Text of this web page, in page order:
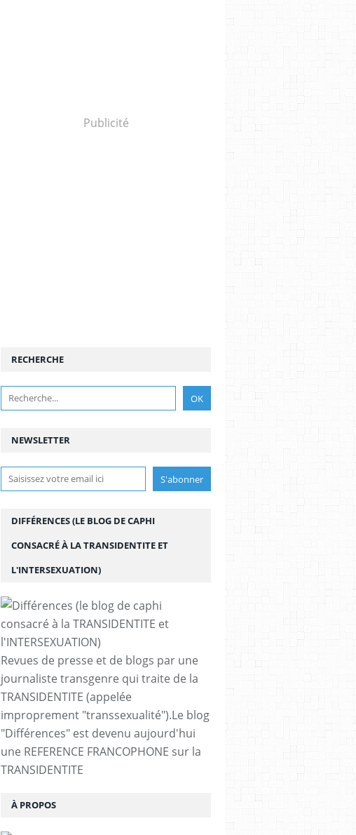
Publicité
NEWSLETTER
RECHERCHE
DIFFÉRENCES (LE BLOG DE CAPHI
CONSACRÉ À LA TRANSIDENTITE ET
L'INTERSEXUATION)
Revues de presse et de blogs par une
journaliste transgenre qui traite de la
TRANSIDENTITE (appelée
improprement "transsexualité").Le blog
"Différences" est devenu aujourd'hui
une REFERENCE FRANCOPHONE sur la
TRANSIDENTITE
À PROPOS